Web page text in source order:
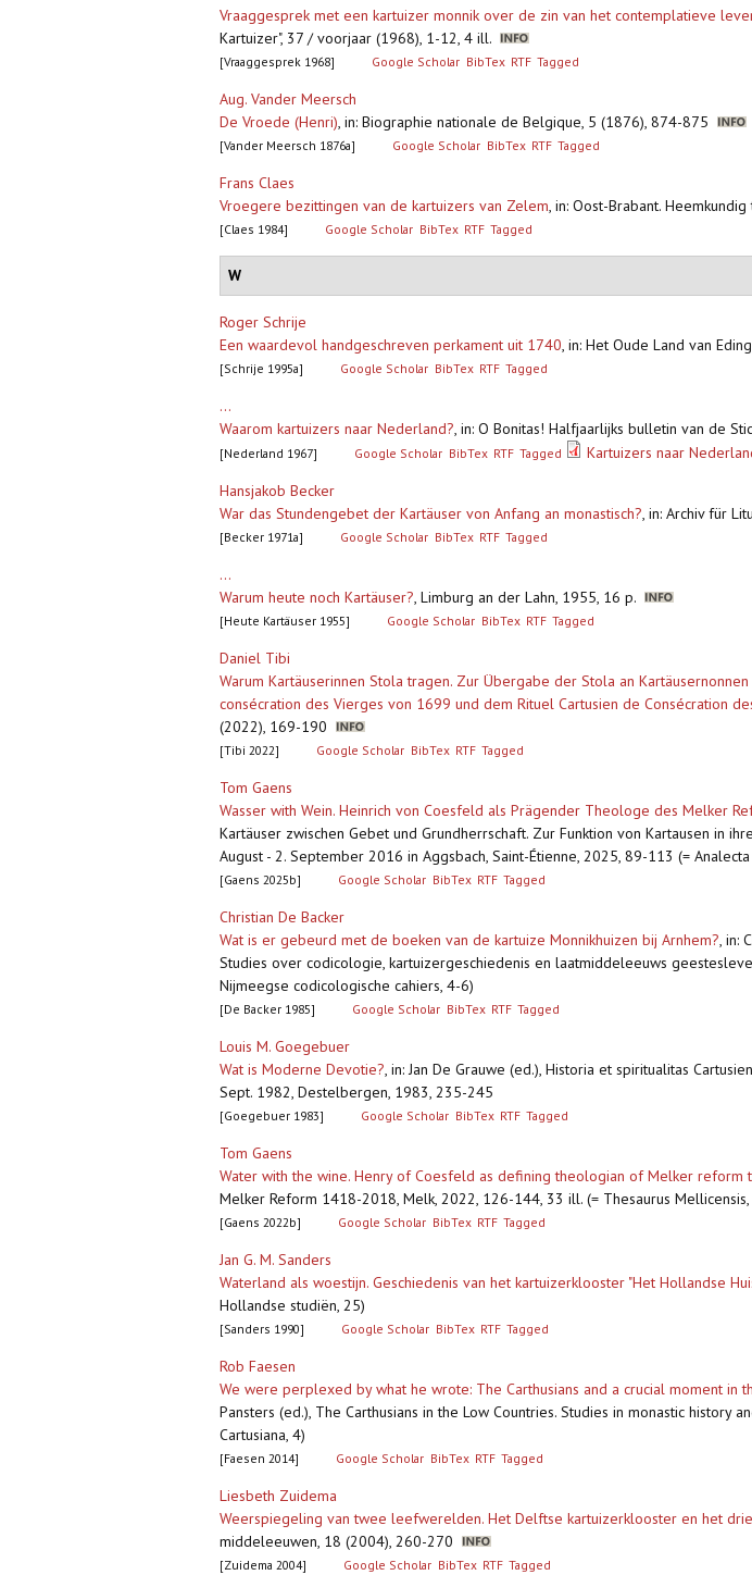
Vraaggesprek met een kartuizer monnik over de zin van het contemplatieve
Kartuizer", 37 / voorjaar (1968), 1-12, 4 ill.
[Vraaggesprek 1968] Google Scholar BibTex RTF Tagged
Aug. Vander Meersch
De Vroede (Henri), in: Biographie nationale de Belgique, 5 (1876), 874-875
[Vander Meersch 1876a] Google Scholar BibTex RTF Tagged
Frans Claes
Vroegere bezittingen van de kartuizers van Zelem, in: Oost-Brabant.
[Claes 1984] Google Scholar BibTex RTF Tagged
W
Roger Schrije
Een waardevol handgeschreven perkament uit 1740, in: Het Oude Land van
[Schrije 1995a] Google Scholar BibTex RTF Tagged
...
Waarom kartuizers naar Nederland?, in: O Bonitas! Halfjaarlijks bulletin van de
[Nederland 1967] Google Scholar BibTex RTF Tagged Kartuizers naar
Hansjakob Becker
War das Stundengebet der Kartäuser von Anfang an monastisch?, in: Archiv für
[Becker 1971a] Google Scholar BibTex RTF Tagged
...
Warum heute noch Kartäuser?, Limburg an der Lahn, 1955, 16 p.
[Heute Kartäuser 1955] Google Scholar BibTex RTF Tagged
Daniel Tibi
Warum Kartäuserinnen Stola tragen. Zur Übergabe der Stola an
consécration des Vierges von 1699 und dem Rituel Cartusien de Consécration
(2022), 169-190
[Tibi 2022] Google Scholar BibTex RTF Tagged
Tom Gaens
Wasser with Wein. Heinrich von Coesfeld als Prägender Theologe des Melker
Kartäuser zwischen Gebet und Grundherrschaft. Zur Funktion von Kartausen in
August - 2. September 2016 in Aggsbach, Saint-Étienne, 2025, 89-113 (= Analecta
[Gaens 2025b] Google Scholar BibTex RTF Tagged
Christian De Backer
Wat is er gebeurd met de boeken van de kartuize Monnikhuizen bij Arnhem?, in:
Studies over codicologie, kartuizergeschiedenis en laatmiddeleeuws
Nijmeegse codicologische cahiers, 4-6)
[De Backer 1985] Google Scholar BibTex RTF Tagged
Louis M. Goegebuer
Wat is Moderne Devotie?, in: Jan De Grauwe (ed.), Historia et spiritualitas
Sept. 1982, Destelbergen, 1983, 235-245
[Goegebuer 1983] Google Scholar BibTex RTF Tagged
Tom Gaens
Water with the wine. Henry of Coesfeld as defining theologian of Melker reform
Melker Reform 1418-2018, Melk, 2022, 126-144, 33 ill. (= Thesaurus Mellicensis,
[Gaens 2022b] Google Scholar BibTex RTF Tagged
Jan G. M. Sanders
Waterland als woestijn. Geschiedenis van het kartuizerklooster "Het Hollandse
Hollandse studiën, 25)
[Sanders 1990] Google Scholar BibTex RTF Tagged
Rob Faesen
We were perplexed by what he wrote: The Carthusians and a crucial moment
Pansters (ed.), The Carthusians in the Low Countries. Studies in monastic
Cartusiana, 4)
[Faesen 2014] Google Scholar BibTex RTF Tagged
Liesbeth Zuidema
Weerspiegeling van twee leefwerelden. Het Delftse kartuizerklooster en het
middeleeuwen, 18 (2004), 260-270
[Zuidema 2004] Google Scholar BibTex RTF Tagged